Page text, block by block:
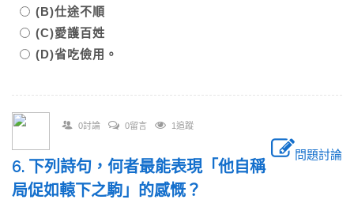
(B)仕途不順
(C)愛護百姓
(D)省吃儉用。
0討論 0留言 1追蹤
問題討論
6. 下列詩句，何者最能表現「他自稱
局促如轅下之駒」的感慨？